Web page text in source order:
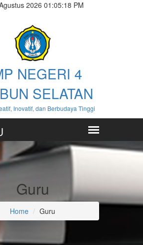
2026 01:05:18 PM
NEGERI 4
SELATAN
Inovatif, dan Berbudaya Tinggi
Guru
Home Guru